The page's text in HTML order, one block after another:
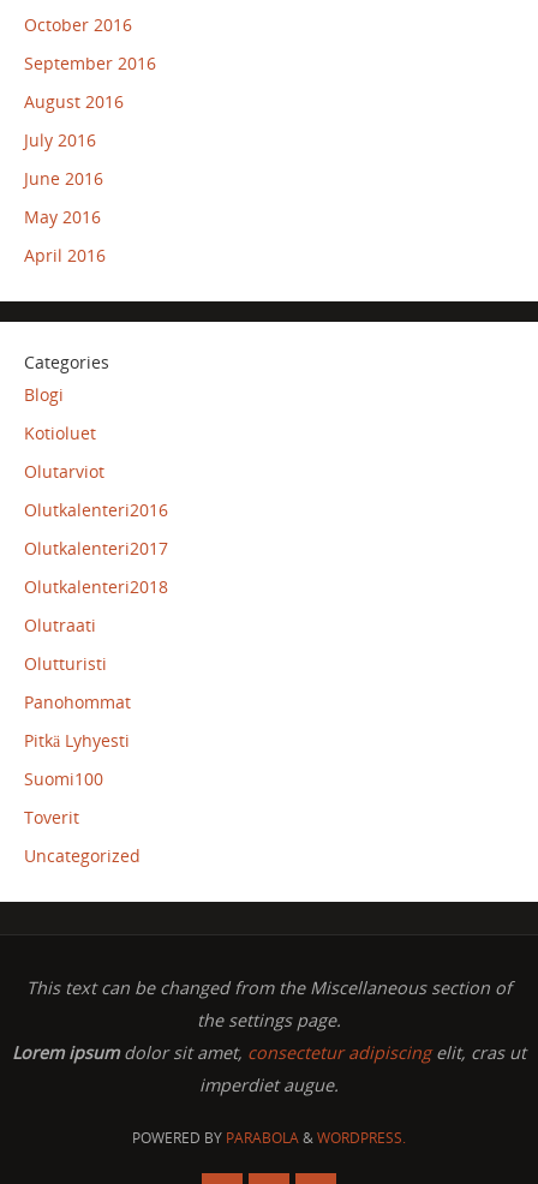
October 2016
September 2016
August 2016
July 2016
June 2016
May 2016
April 2016
Categories
Blogi
Kotioluet
Olutarviot
Olutkalenteri2016
Olutkalenteri2017
Olutkalenteri2018
Olutraati
Olutturisti
Panohommat
Pitkä Lyhyesti
Suomi100
Toverit
Uncategorized
This text can be changed from the Miscellaneous section of
the settings page.
Lorem ipsumdolor sit amet, consectetur adipiscingelit, cras ut
imperdiet augue.
POWERED BY PARABOLA&WORDPRESS.